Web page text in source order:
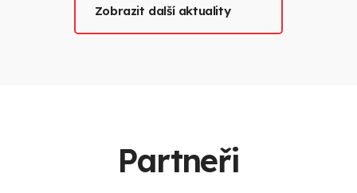
Zobrazit další aktuality
Partneři